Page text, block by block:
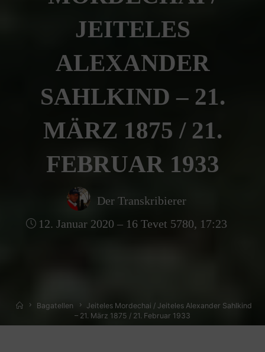
JEITELES
ALEXANDER
SAHLKIND – 21.
MÄRZ 1875 / 21.
FEBRUAR 1933
Der Transkribierer
12. Januar 2020 – 16 Tevet 5780, 17:23
HomeBagatellen
Jeiteles Mordechai / Jeiteles Alexander Sahlkind
– 21. März 1875 / 21. Februar 1933